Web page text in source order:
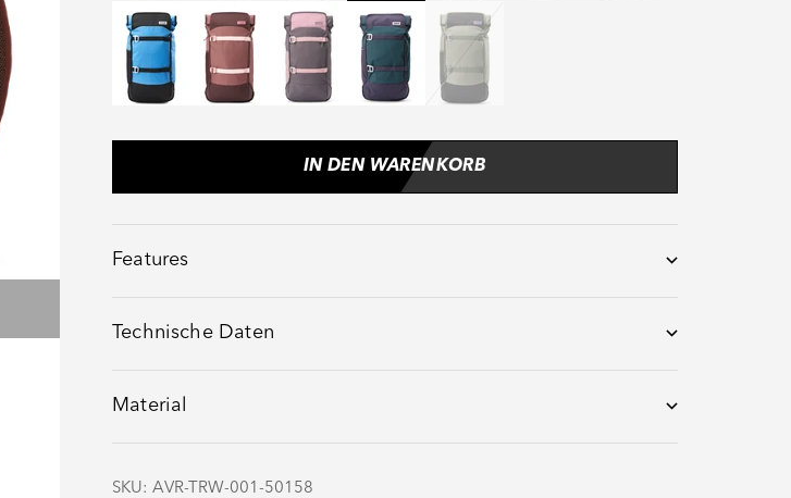
Proof Retro Blue
Raw Ruby Tropical LilyVintage TealViolett Sage
IN DEN WARENKORB
Features
Technische Daten
Material
SKU: AVR-TRW-001-50158